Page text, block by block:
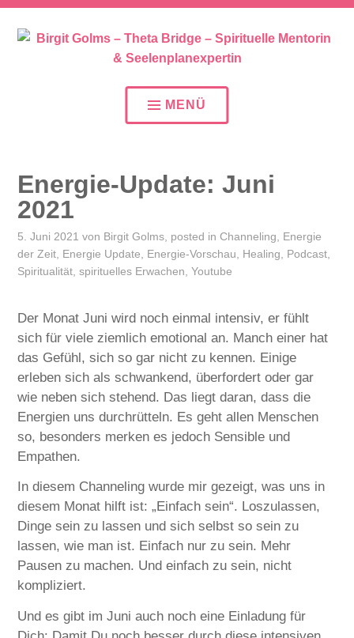
BIRGIT GOLMS – THETA
BRIDGE – SPIRITUELLE
MENTORIN &
MENÜ
Energie-Update: Juni
2021
5. Juni 2021 von Birgit Golms , posted inChanneling
Energie
der Zeit Energie Update Energie-Vorschau Healing Podcast
Spiritualität ,spirituelles Erwachen ,Youtube
Der Monat Juni wird noch einmal intensiv, er fühlt
sich für viele ziemlich emotional an. Manch einer hat
das Gefühl, sich so gar nicht zu kennen. Einige
erleben sich als schwankend, überfordert oder gar
wie neben sich stehend. Das liegt daran, dass die
Energien uns durchrütteln. Es geht allen Menschen
so, besonders merken es jedoch Sensible und
Empathen.
In diesem Channeling wurde mir gezeigt, was uns in
diesem Monat hilft ist: „Einfach sein“. Loszulassen,
Dinge sein zu lassen und sich selbst so sein zu
lassen, wie man ist. Einfach nur zu sein. Mehr
Pausen zu machen. Und einfach zu sein, nicht
kompliziert.
Und es gibt im Juni auch noch eine Einladung für